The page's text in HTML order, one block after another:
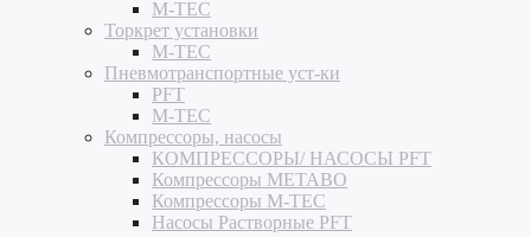
M-TEC
Торкрет установки
M-TEC
Пневмотранспортные уст-ки
PFT
M-TEC
Компрессоры, насосы
КОМПРЕССОРЫ/ НАСОСЫ PFT
Компрессоры METABO
Компрессоры M-TEC
Насосы Растворные PFT